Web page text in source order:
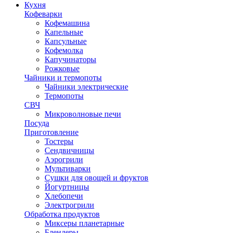
Кухня
Кофеварки
Кофемашина
Капельные
Капсульные
Кофемолка
Капучинаторы
Рожковые
Чайники и термопоты
Чайники электрические
Термопоты
СВЧ
Микроволновые печи
Посуда
Приготовление
Тостеры
Сендвичницы
Аэрогрили
Мультиварки
Сушки для овощей и фруктов
Йогуртницы
Хлебопечи
Электрогрили
Обработка продуктов
Миксеры планетарные